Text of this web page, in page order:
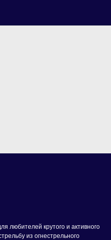
любителей крутого и активного
из огнестрельного